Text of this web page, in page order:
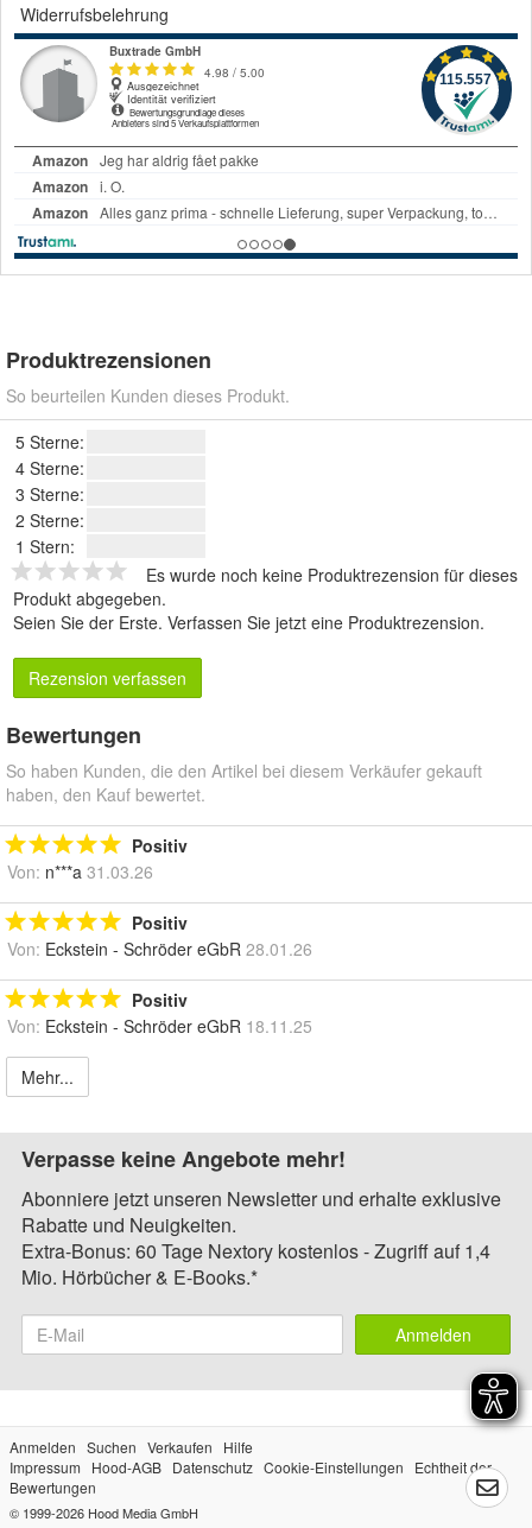
Widerrufsbelehrung
Produktrezensionen
So beurteilen Kunden dieses Produkt.
5 Sterne:
4 Sterne:
3 Sterne:
2 Sterne:
1 Stern:
Es wurde noch keine Produktrezension für dieses
Produkt abgegeben.
Seien Sie der Erste. Verfassen Sie jetzt eine Produktrezension.
Rezension verfassen
Bewertungen
So haben Kunden, die den Artikel bei diesem Verkäufer gekauft
haben, den Kauf bewertet.
Positiv
Von: n***a 31.03.26
Positiv
Von: Eckstein - Schröder eGbR 28.01.26
Positiv
Von: Eckstein - Schröder eGbR 18.11.25
Mehr...
Verpasse keine Angebote mehr!
Abonniere jetzt unseren Newsletter und erhalte exklusive
Rabatte und Neuigkeiten.
Extra-Bonus: 60 Tage Nextory kostenlos - Zugriff auf 1,4
Mio. Hörbücher & E-Books.*
Anmelden
Anmelden Suchen Verkaufen
Hilfe
Impressum
Hood-AGB Datenschutz Cookie-Einstellungen
Echtheit der
Bewertungen
© 1999-2026 Hood Media GmbH